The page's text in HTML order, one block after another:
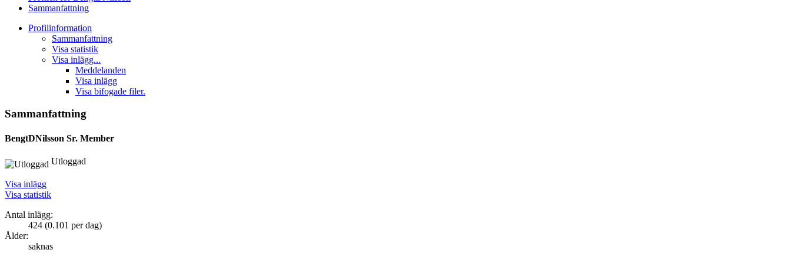
Sammanfattning
Profilinformation
Sammanfattning
Visa statistik
Visa inlägg...
Meddelanden
Visa inlägg
Visa bifogade filer.
Sammanfattning
BengtDNilsson Sr. Member
Utloggad
Visa inlägg
Visa statistik
Antal inlägg:
424 (0.101 per dag)
Ålder:
saknas